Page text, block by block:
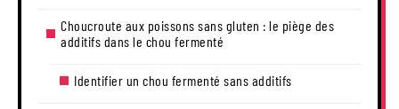
Choucroute aux poissons sans gluten : le piège des
additifs dans le chou fermenté
Identifier un chou fermenté sans additifs